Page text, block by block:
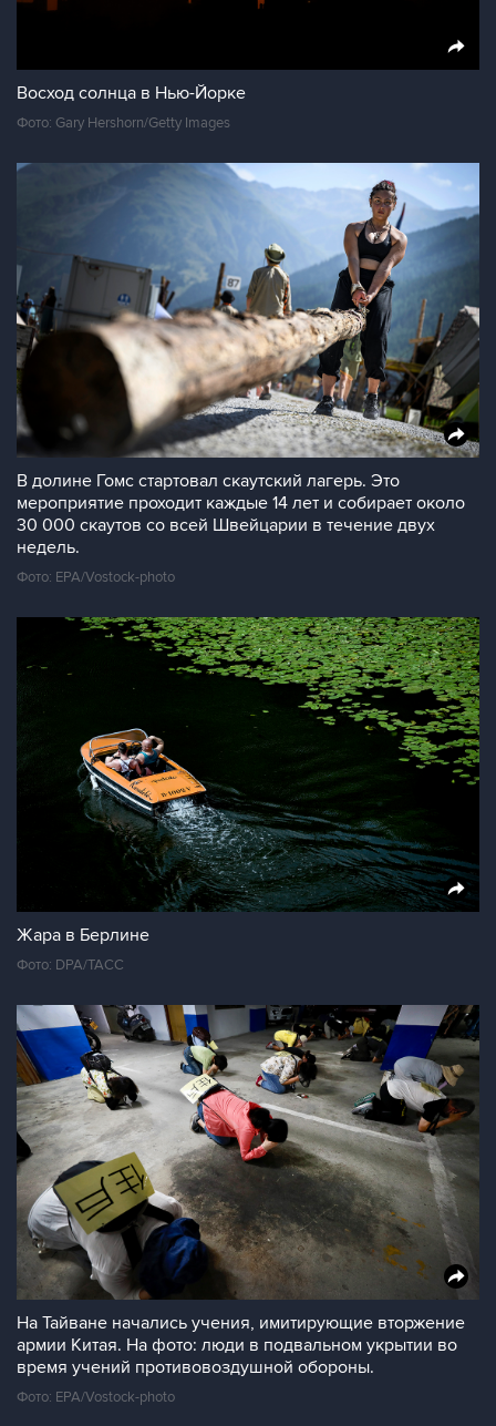
Восход солнца в Нью-Йорке
Фото: Gary Hershorn/Getty Images
В долине Гомс стартовал скаутский лагерь. Это
мероприятие проходит каждые 14 лет и собирает около
30 000 скаутов со всей Швейцарии в течение двух
недель.
Фото: EPA/Vostock-photo
Жара в Берлине
Фото: DPA/ТАСС
На Тайване начались учения, имитирующие вторжение
армии Китая. На фото: люди в подвальном укрытии во
время учений противовоздушной обороны.
Фото: EPA/Vostock-photo